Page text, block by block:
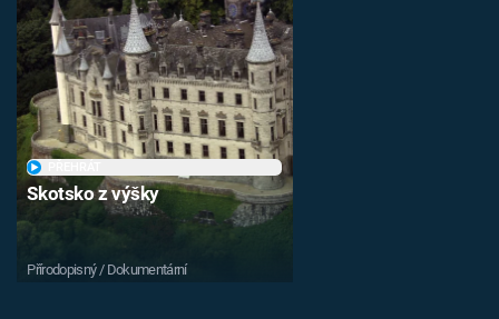
Skotsko z výšky
Přírodopisný / Dokumentární